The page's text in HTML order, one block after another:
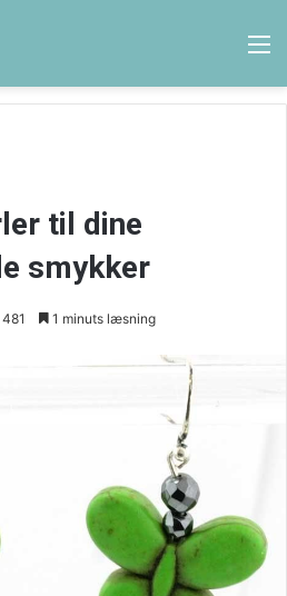
til dine
smykker
481 1 minuts læsning